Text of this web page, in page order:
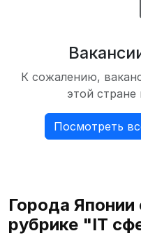
К сожалению,
этой стране
Посмотреть
Города Японии
рубрике "IT